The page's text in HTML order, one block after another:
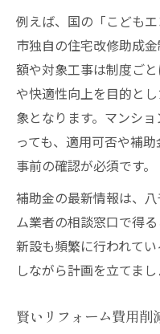
例えば、国の「こども
市独自の住宅改修助成
額や対象工事は制度ご
や快適性向上を目的と
象となります。マンシ
っても、適用可否や補
事前の確認が必須です。
補助金の最新情報は、
ム業者の相談窓口で得
新設も頻繁に行われて
しながら計画を立てまし
賢いリフォーム費用削